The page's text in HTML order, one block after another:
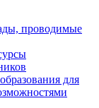
проводимые
для